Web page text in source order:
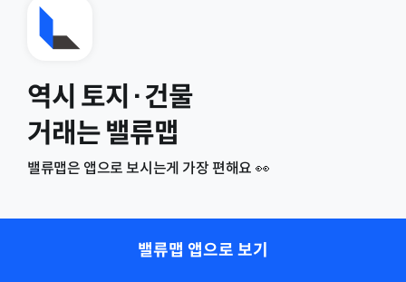
역시 토지·건물
거래는 밸류맵
밸류맵은 앱으로 보시는게 가장 편해요 👀
밸류맵 앱으로 보기